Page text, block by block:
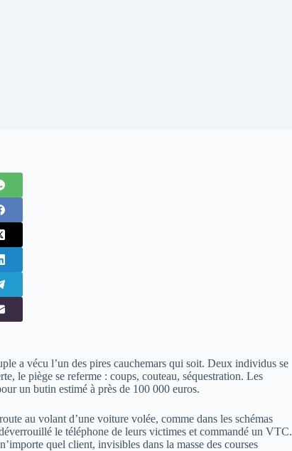
a vécu l’un des pires cauchemars qui soit. Deux individus se
le piège se referme : coups, couteau, séquestration. Les
un butin estimé à près de 100 000 euros.
au volant d’une voiture volée, comme dans les schémas
le téléphone de leurs victimes et commandé un VTC.
quel client, invisibles dans la masse des courses